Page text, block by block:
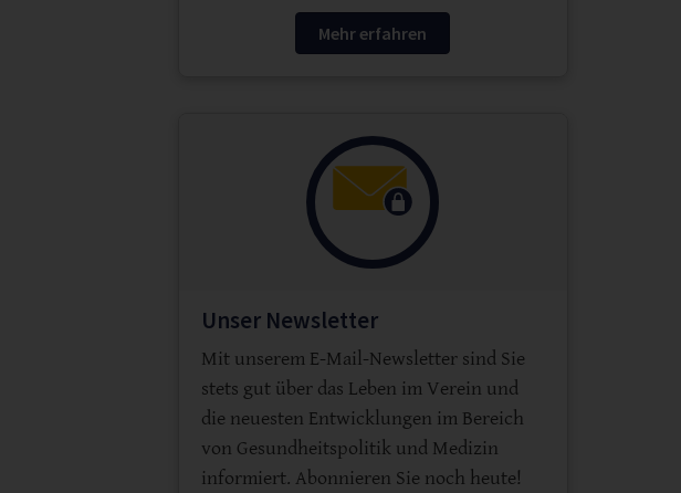
Mehr erfahren
Unser Newsletter
Mit unserem E-Mail-Newsletter sind Sie
stets gut über das Leben im Verein und
die neuesten Entwicklungen im Bereich
von Gesundheitspolitik und Medizin
informiert. Abonnieren Sie noch heute!